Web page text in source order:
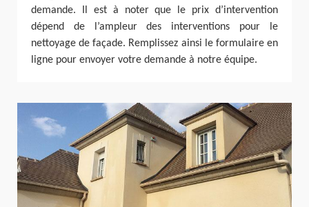
demande. Il est à noter que le prix d’intervention
dépend de l’ampleur des interventions pour le
nettoyage de façade. Remplissez ainsi le formulaire en
ligne pour envoyer votre demande à notre équipe.